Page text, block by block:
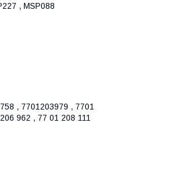
, MSP088
, 7701203979 , 7701
962 , 77 01 208 111